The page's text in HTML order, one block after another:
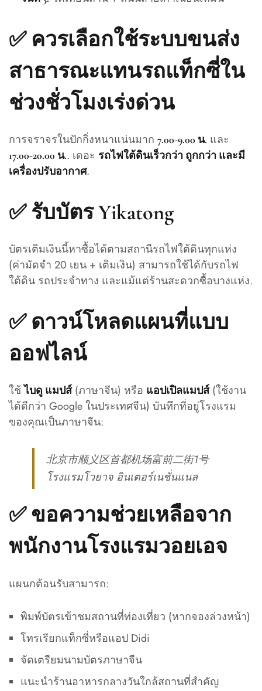
✅ ควรเลือกใช้ระบบขนส่ง
สาธารณะแทนรถแท็กซี่ใน
ช่วงชั่วโมงเร่งด่วน
การจราจรในปักกิ่งหนาแน่นมาก 7.00-9.00 น. และ
17.00-20.00 น.. เดอะ รถไฟใต้ดินเร็วกว่า ถูกกว่า และมี
เครื่องปรับอากาศ.
✅รับบัตร Yikatong
บัตรเติมเงินนี้หาซื้อได้ตามสถานีรถไฟใต้ดินทุกแห่ง
(ค่ามัดจำ 20 เยน + เติมเงิน) สามารถใช้ได้กับรถไฟ
ใต้ดิน รถประจำทาง และแม้แต่ร้านสะดวกซื้อบางแห่ง.
✅ ดาวน์โหลดแผนที่แบบ
ออฟไลน์
ใช้ไบดู แมปส์(ภาษาจีน) หรือ แอปเปิลแมปส์(ใช้งาน
ได้ดีกว่า Google ในประเทศจีน) บันทึกที่อยู่โรงแรม
ของคุณเป็นภาษาจีน:
北京市顺义区首都机场富前二街1号
โรงแรมโวยาจ อินเตอร์เนชั่นแนล
✅ขอความช่วยเหลือจาก
พนักงานโรงแรมวอยเอจ
แผนกต้อนรับสามารถ:
พิมพ์บัตรเข้าชมสถานที่ท่องเที่ยว (หากจองล่วงหน้า)
โทรเรียกแท็กซี่หรือแอป Didi
จัดเตรียมนามบัตรภาษาจีน
แนะนำร้านอาหารกลางวันใกล้สถานที่สำคัญ